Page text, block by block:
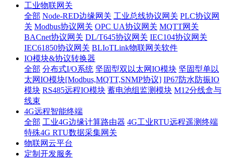
工业物联网关
全部 Node-RED边缘网关 工业总线协议网关 PLC协议网
关 Modbus协议网关 OPC UA协议网关 MQTT网关
BACnet协议网关 DL/T645协议网关 IEC104协议网关
IEC61850协议网关 BLIoTLink物联网关软件
IO模块&协议转换器
全部 分布式I/O系统 坚固型双以太网IO模块 坚固型单以
太网IO模块[Modbus,MQTT,SNMP协议] IP67防水防振IO
模块 RS485远程IO模块 蓄电池组监测模块 M12分线盒与
线束
4G远程智能终端
全部 工业4G边缘计算路由器 4G工业RTU远程遥测终端
特殊4G RTU数据采集网关
物联网云平台
定制开发服务